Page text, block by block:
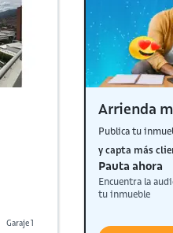
Garaje 1
Arrienda
Publica tu
y capta más
Pauta ahora
Encuentra la
tu inmueble